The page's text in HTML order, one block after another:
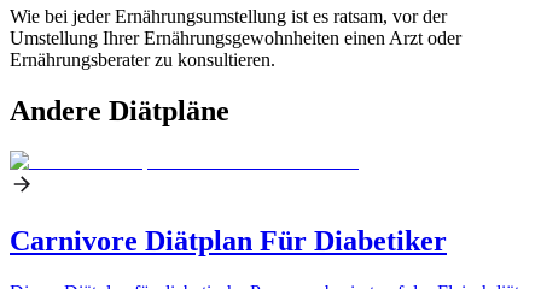
Wie bei jeder Ernährungsumstellung ist es ratsam, vor der
Umstellung Ihrer Ernährungsgewohnheiten einen Arzt oder
Ernährungsberater zu konsultieren.
Andere Diätpläne
Carnivore Diätplan Für Diabetiker